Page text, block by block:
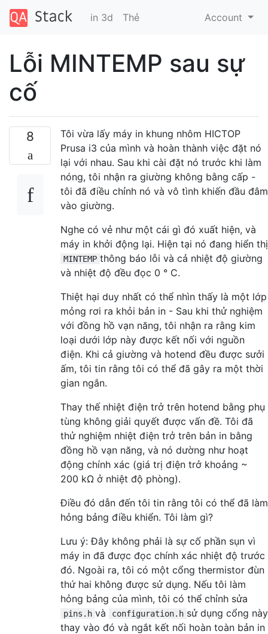
in 3d Thẻ Account
Lỗi MINTEMP sau sự
cố
8
Tôi vừa lấy máy in khung nhôm HICTOP
Prusa i3 của mình và hoàn thành việc đặt nó
lại với nhau. Sau khi cài đặt nó trước khi làm
nóng, tôi nhận ra giường không bằng cấp -
tôi đã điều chỉnh nó và vô tình khiến đầu đâm
vào giường.
Nghe có vẻ như một cái gì đó xuất hiện, và
máy in khởi động lại. Hiện tại nó đang hiển thị
MINTEMP thông báo lỗi và cả nhiệt độ giường
và nhiệt độ đều đọc 0 ° C.
Thiệt hại duy nhất có thể nhìn thấy là một lớp
mỏng rơi ra khỏi bản in - Sau khi thử nghiệm
với đồng hồ vạn năng, tôi nhận ra rằng kim
loại dưới lớp này được kết nối với nguồn
điện. Khi cả giường và hotend đều được sưởi
ấm, tôi tin rằng tôi có thể đã gây ra một thời
gian ngắn.
Thay thế nhiệt điện trở trên hotend bằng phụ
tùng không giải quyết được vấn đề. Tôi đã
thử nghiệm nhiệt điện trở trên bản in bằng
đồng hồ vạn năng, và nó dường như hoạt
động chính xác (giá trị điện trở khoảng ~
200 kΩ ở nhiệt độ phòng).
Điều đó dẫn đến tôi tin rằng tôi có thể đã làm
hỏng bảng điều khiển. Tôi làm gì?
Lưu ý: Đây không phải là sự cố phần sụn vì
máy in đã được đọc chính xác nhiệt độ trước
đó. Ngoài ra, tôi có một cổng thermistor đùn
thứ hai không được sử dụng. Nếu tôi làm
hỏng bảng của mình, tôi có thể chỉnh sửa
pins.h và configuration.h sử dụng cổng này
thay vào đó và ngắt kết nối hoàn toàn bản in